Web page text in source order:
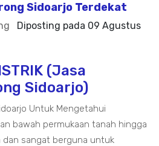
Sidoarjo Terdekat
Diposting pada 09 Agustus
(Jasa
Sidoarjo)
Untuk Mengetahui
bawah permukaan tanah hingga
dan sangat berguna untuk